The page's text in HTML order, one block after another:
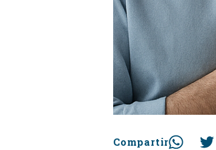
Compartir